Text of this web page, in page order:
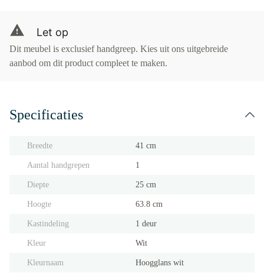
Let op
Dit meubel is exclusief handgreep. Kies uit ons uitgebreide
aanbod om dit product compleet te maken.
Specificaties
Breedte 41 cm
Aantal handgrepen 1
Diepte 25 cm
Hoogte 63.8 cm
Kastindeling 1 deur
Kleur Wit
Kleurnaam Hoogglans wit